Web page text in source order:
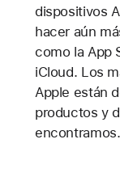
dispositivos
hacer aún
como la App
iCloud. Los
Apple están
productos y
encontramos.